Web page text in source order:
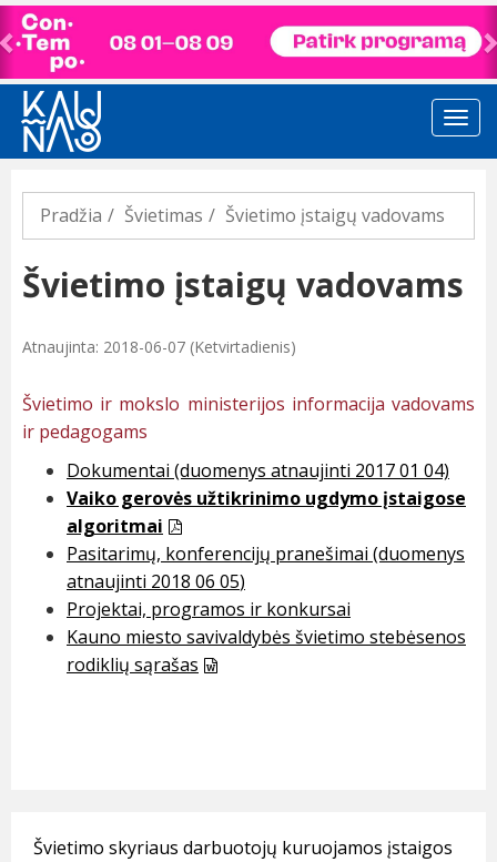
Previous
Pradžia Švietimas Švietimo įstaigų vadovams
Švietimo įstaigų vadovams
Atnaujinta: 2018-06-07 (Ketvirtadienis)
Švietimo ir mokslo ministerijos informacija vadovams
ir pedagogams
Dokumentai (duomenys atnaujinti 2017 01 04)
Vaiko gerovės užtikrinimo ugdymo įstaigose
algoritmai
Pasitarimų, konferencijų pranešimai (duomenys
atnaujinti 2018 06 05)
Projektai, programos ir konkursai
Kauno miesto savivaldybės švietimo stebėsenos
rodiklių sąrašas
Švietimo skyriaus darbuotojų kuruojamos įstaigos